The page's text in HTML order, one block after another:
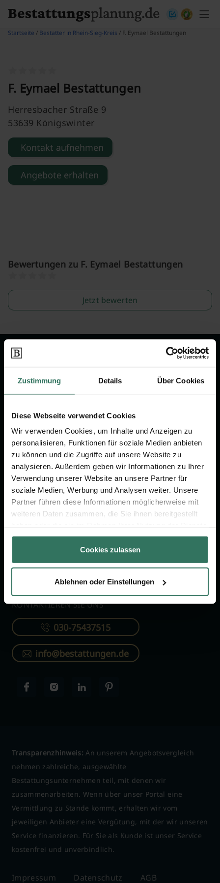
Zustimmung Details Über Cookies
Diese Webseite verwendet Cookies
Wir verwenden Cookies, um Inhalte und Anzeigen zu
personalisieren, Funktionen für soziale Medien anbieten
zu können und die Zugriffe auf unsere Website zu
analysieren. Außerdem geben wir Informationen zu Ihrer
Verwendung unserer Website an unsere Partner für
soziale Medien, Werbung und Analysen weiter. Unsere
Partner führen diese Informationen möglicherweise mit
weiteren Daten zusammen, die Sie ihnen bereitgestellt
gesammelt haben.
Cookies zulassen
Ablehnen oder Einstellungen
Startseite / Bestatter in Rhein-Sieg-Kreis / F. Eymael Bestattungen
F. Eymael Bestattungen
Herresbacher Straße 9
53639 Königswinter
Kontakt aufnehmen
Angebote erhalten
Bewertungen zu F. Eymael Bestattungen
Jetzt bewerten
Wir sind Ihr Ansprechpartner rund
um das Thema Bestattung &
Vorsorge.
Jetzt beraten lassen
FÜR SIE
Vergleich
Ratgeber
Verzeichnis
FÜR BESTATTER
Online-Portal
Kostenlos registrieren
KONTAKTIEREN SIE UNS
030-75437515
info@bestattungen.de
Transparenzhinweis: An unserem Angebotsvergleich
nehmen zahlreiche, ausgewählte
Bestattungsunternehmen teil, mit denen wir
zusammenarbeiten. Wenn über unser Portal eine
Vermittlung zu Stande kommt, erhalten wir vom
jeweiligen Anbieter eine Vergütung, mit der wir unseren
Service finanzieren. Für Sie als Kunde ist unser Service
kostenfrei und unverbindlich.
Impressum Datenschutz AGB